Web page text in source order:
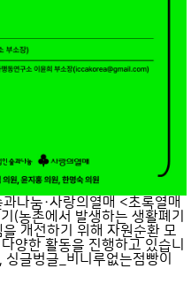
과나눔·사랑의열매 <초록열매
(농촌에서 발생하는 생활폐기
개선하기 위해 자원순환 모
양한 활동을 진행하고 있습니
글벙글_비니루없는점빵이